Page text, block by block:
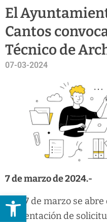
Abrir barra de
El
Cantos
Técnico de
07-03-2024
7 de marzo de 2024.-
Hoy 7 de marzo se
presentación de